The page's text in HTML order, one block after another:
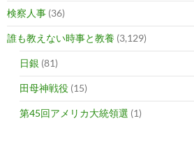
検察人事 (36)
誰も教えない時事と教養 (3,129)
日銀 (81)
田母神戦役 (15)
第45回アメリカ大統領選 (1)